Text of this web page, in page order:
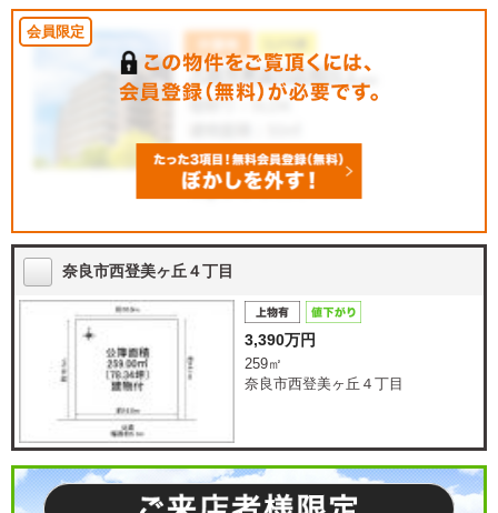
奈良市西登美ヶ丘４丁目
3,390万円
259㎡
奈良市西登美ヶ丘４丁目